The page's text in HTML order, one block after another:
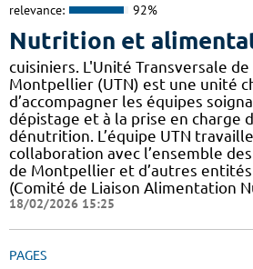
relevance: 92%
Nutrition et
cuisiniers. L'Unité Transversale
Montpellier (UTN) est une unité
d’accompagner les équipes
dépistage et à la prise en charge
dénutrition. L’équipe UTN
collaboration avec l’ensemble
de Montpellier et d’autres
(Comité de Liaison Alimentation
18/02/2026 15:25
PAGES